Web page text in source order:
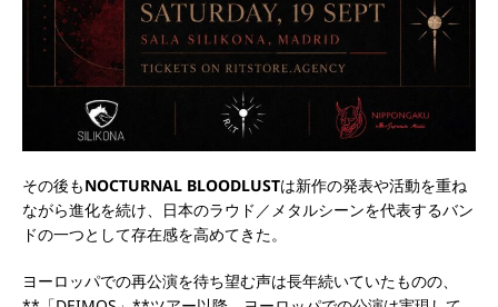
その後もNOCTURNAL BLOODLUSTは新作の発表や活動を重ね
ながら進化を続け、日本のラウド／メタルシーンを代表するバン
ドの一つとして存在感を高めてきた。
ヨーロッパでの再公演を待ち望む声は長年続いていたものの、